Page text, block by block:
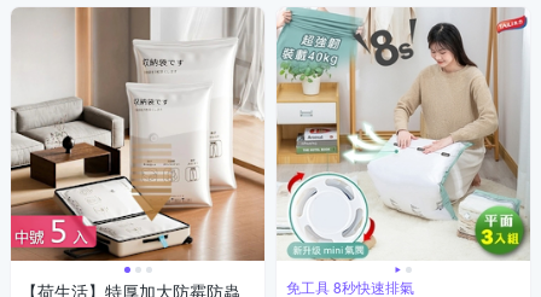
【荷生活】特厚加大防霉防蟲
免工具 8秒快速排氣